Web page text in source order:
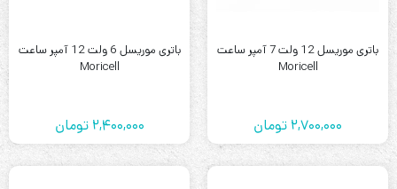
باتری موریسل 12 ولت 7 آمپر ساعت
Moricell
2,700,000 تومان
باتری موریسل 6 ولت 12 آمپر ساعت
Moricell
2,400,000 تومان